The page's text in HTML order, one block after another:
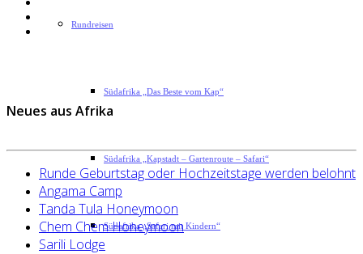
Rundreisen
Südafrika „Das Beste vom Kap“
Südafrika „Kapstadt – Gartenroute – Safari“
Südafrika „Safari mit Kindern“
Neues aus Afrika
Runde Geburtstag oder Hochzeitstage werden belohnt
Angama Camp
Tanda Tula Honeymoon
Chem Chem Honeymoon
Sarili Lodge